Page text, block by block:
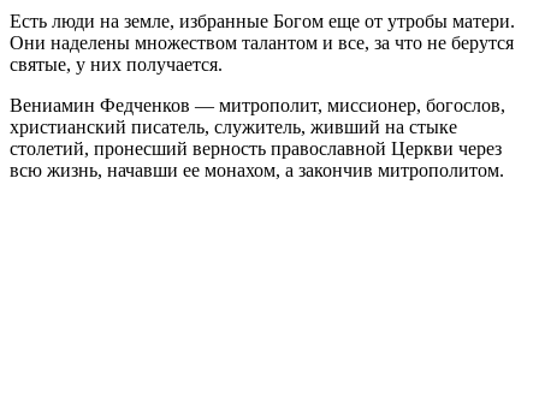
Есть люди на земле, избранные Богом еще от утробы матери.
Они наделены множеством талантом и все, за что не берутся
святые, у них получается.
Вениамин Федченков — митрополит, миссионер, богослов,
христианский писатель, служитель, живший на стыке
столетий, пронесший верность православной Церкви через
всю жизнь, начавши ее монахом, а закончив митрополитом.